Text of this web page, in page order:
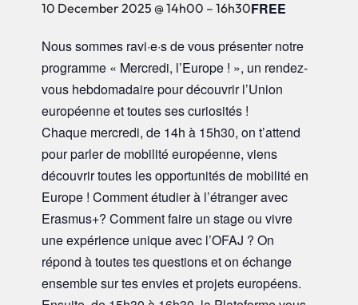
10 December 2025 @ 14h00 – 16h30FREE
Nous sommes ravi·e·s de vous présenter notre
programme « Mercredi, l’Europe ! », un rendez-
vous hebdomadaire pour découvrir l’Union
européenne et toutes ses curiosités !
Chaque mercredi, de 14h à 15h30, on t’attend
pour parler de mobilité européenne, viens
découvrir toutes les opportunités de mobilité en
Europe ! Comment étudier à l’étranger avec
Erasmus+? Comment faire un stage ou vivre
une expérience unique avec l’OFAJ ? On
répond à toutes tes questions et on échange
ensemble sur tes envies et projets européens.